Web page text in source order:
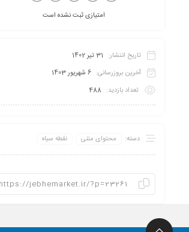
امتیازی ثبت نشده است
تاریخ انتشار: 31 تیر 1402
آخرین بروزرسانی: 6 شهریور 1403
تعداد بازدید: 488
دسته: محتوای متنی نقطه سیاه